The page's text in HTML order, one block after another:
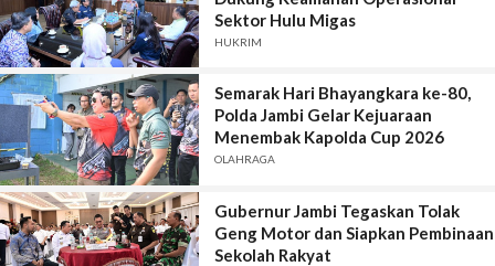
Sektor Hulu Migas
HUKRIM
Semarak Hari Bhayangkara ke-80,
Polda Jambi Gelar Kejuaraan
Menembak Kapolda Cup 2026
OLAHRAGA
Gubernur Jambi Tegaskan Tolak
Geng Motor dan Siapkan Pembinaan
Sekolah Rakyat